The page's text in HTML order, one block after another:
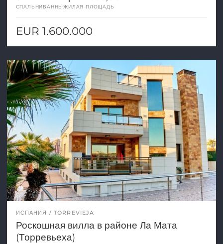
СПАЛЬНИВАННЫЖИЛАЯ ПЛОЩАДЬ
EUR 1.600.000
ИСПАНИЯ TORREVIEJA
Роскошная вилла в районе Ла Мата
(Торревьеха)